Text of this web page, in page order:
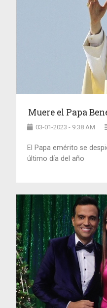
Muere el Papa
03-01-2023 - 9:38 AM
El Papa emérito se
último día del año